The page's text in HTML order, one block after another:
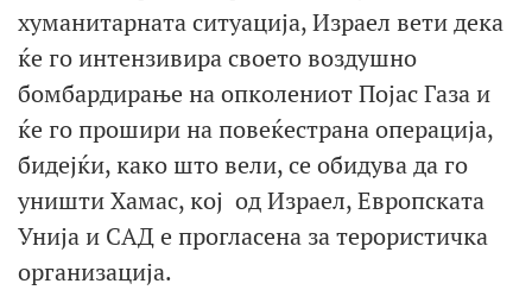
хуманитарната ситуација, Израел вети дека
ќе го интензивира своето воздушно
бомбардирање на опколениот Појас Газа и
ќе го прошири на повеќестрана операција,
бидејќи, како што вели, се обидува да го
уништи Хамас, кој од Израел, Европската
Унија и САД е прогласена за терористичка
организација.